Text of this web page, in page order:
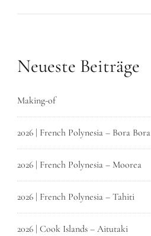
Neueste Beiträge
Making-of
2026 | French Polynesia – Bora Bora
2026 | French Polynesia – Moorea
2026 | French Polynesia – Tahiti
2026 | Cook Islands – Aitutaki